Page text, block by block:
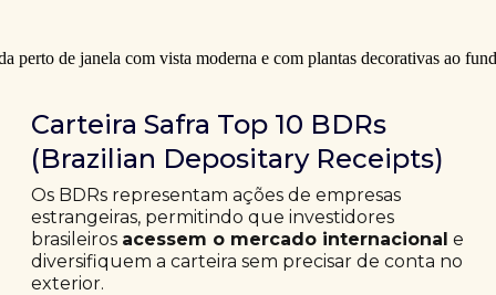
Carteira Safra Top 10 BDRs
(Brazilian Depositary Receipts)
Os BDRs representam ações de empresas
estrangeiras, permitindo que investidores
brasileiros acessem o mercado internacional e
diversifiquem a carteira sem precisar de conta no
exterior.